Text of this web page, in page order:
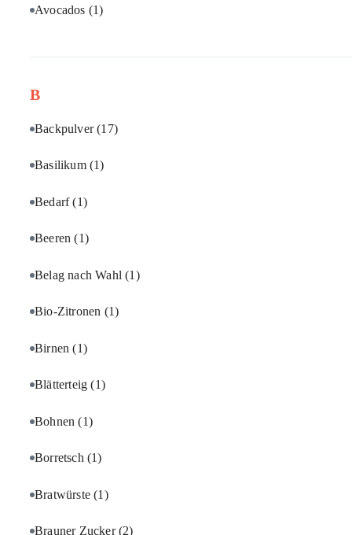
Avocados (1)
B
Backpulver(17)
Basilikum (1)
Bedarf(1)
Beeren(1)
Belag nach Wahl(1)
Bio-Zitronen (1)
Birnen(1)
Blätterteig(1)
Bohnen(1)
Borretsch (1)
Bratwürste(1)
Brauner Zucker(2)